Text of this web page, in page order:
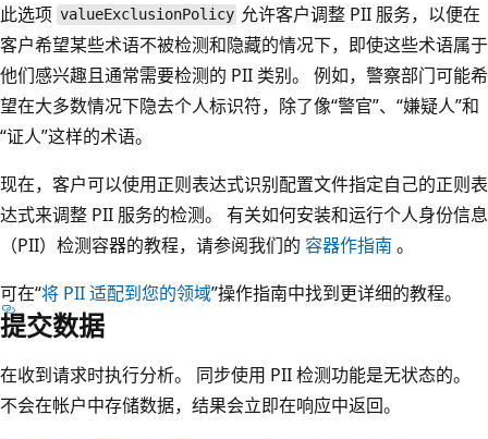
此选项 valueExclusionPolicy 允许客户调整 PII 服务，以便在
客户希望某些术语不被检测和隐藏的情况下，即使这些术语属于
他们感兴趣且通常需要检测的 PII 类别。 例如，警察部门可能希
望在大多数情况下隐去个人标识符，除了像“警官”、“嫌疑人”和
“证人”这样的术语。
现在，客户可以使用正则表达式识别配置文件指定自己的正则表
达式来调整 PII 服务的检测。 有关如何安装和运行个人身份信息
（PII）检测容器的教程，请参阅我们的 容器作指南 。
可在“将 PII 适配到您的领域”操作指南中找到更详细的教程。
提交数据
在收到请求时执行分析。 同步使用 PII 检测功能是无状态的。
不会在帐户中存储数据，结果会立即在响应中返回。